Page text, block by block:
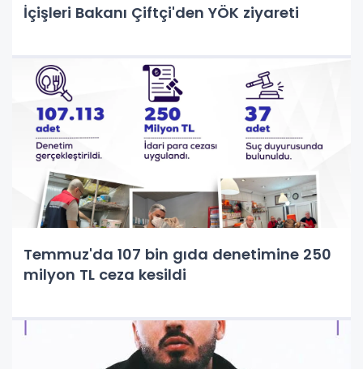
İçişleri Bakanı Çiftçi'den YÖK ziyareti
Temmuz'da 107 bin gıda denetimine 250
milyon TL ceza kesildi